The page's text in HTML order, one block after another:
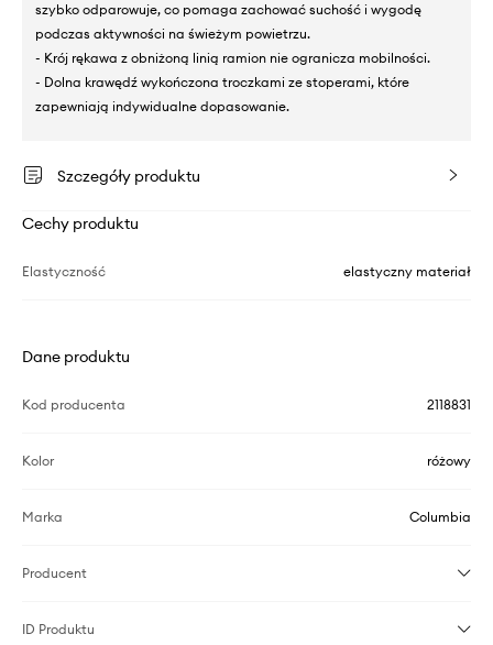
szybko odparowuje, co pomaga zachować suchość i wygodę
podczas aktywności na świeżym powietrzu.
- Krój rękawa z obniżoną linią ramion nie ogranicza mobilności.
- Dolna krawędź wykończona troczkami ze stoperami, które
zapewniają indywidualne dopasowanie.
Szczegóły produktu
Cechy produktu
Elastyczność elastyczny materiał
Dane produktu
Kod producenta 2118831
Kolor różowy
Marka Columbia
Producent
ID Produktu